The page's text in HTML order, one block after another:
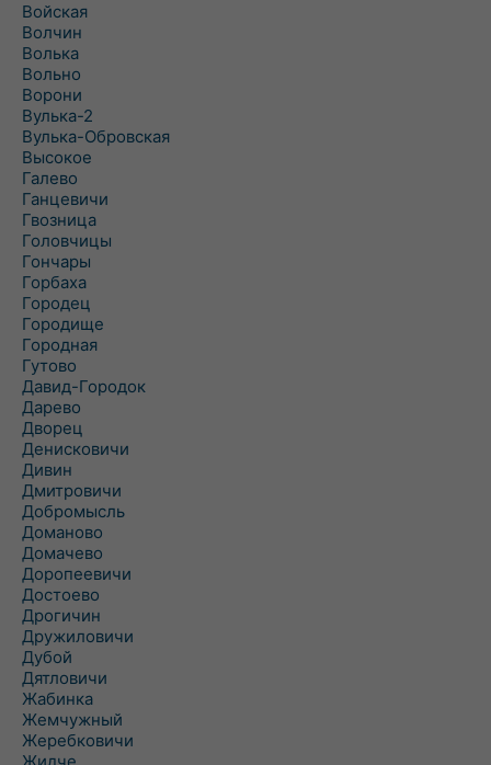
Войская
Волчин
Волька
Вольно
Ворони
Вулька-2
Вулька-Обровская
Высокое
Галево
Ганцевичи
Гвозница
Головчицы
Гончары
Горбаха
Городец
Городище
Городная
Гутово
Давид-Городок
Дарево
Дворец
Денисковичи
Дивин
Дмитровичи
Добромысль
Доманово
Домачево
Доропеевичи
Достоево
Дрогичин
Дружиловичи
Дубой
Дятловичи
Жабинка
Жемчужный
Жеребковичи